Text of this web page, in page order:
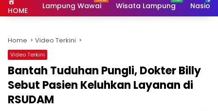
HOME Lampung Wawai Wisata Lampung
Home Video Terkini
Video Terkini
Bantah Tuduhan Pungli, Dokter Billy
Sebut Pasien Keluhkan Layanan di
RSUDAM